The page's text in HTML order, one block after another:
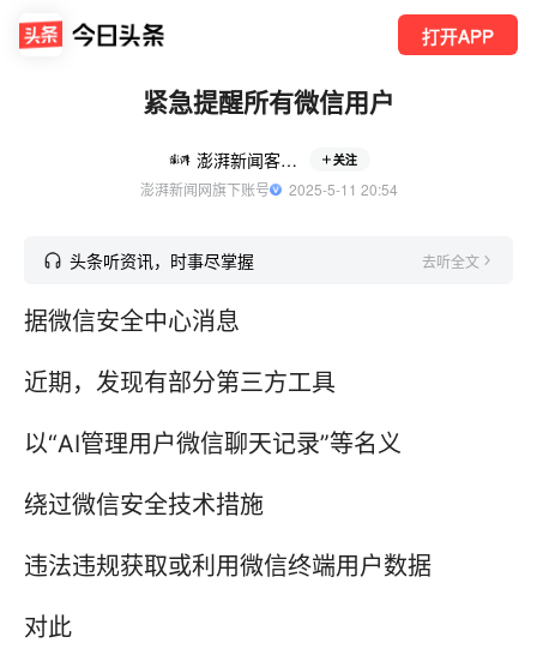
打开APP
紧急提醒所有微信用户
澎湃新闻客户端 关注
澎湃新闻网旗下账号
  2025-5-11 20:54
头条听资讯，时事尽掌握 去听全文
据微信安全中心消息
近期，发现有部分第三方工具
以“AI管理用户微信聊天记录”等名义
绕过微信安全技术措施
违法违规获取或利用微信终端用户数据
对此